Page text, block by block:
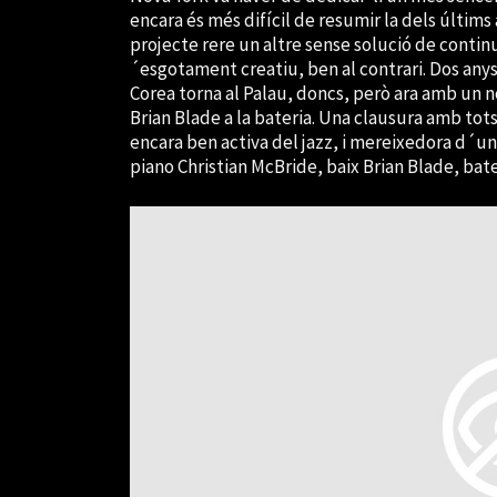
encara és més difícil de resumir la dels
projecte rere un altre sense solució de
´esgotament creatiu, ben al contrari. Dos
Corea torna al Palau, doncs, però ara amb un
Brian Blade a la bateria. Una clausura amb
encara ben activa del jazz, i mereixedora
piano Christian McBride, baix Brian Blade,